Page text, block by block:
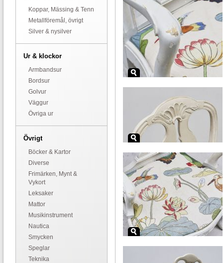
Koppar, Mässing & Tenn
Metallföremål, övrigt
Silver & nysilver
Ur & klockor
Armbandsur
Bordsur
Golvur
Väggur
Övriga ur
Övrigt
Böcker & Kartor
Diverse
Frimärken, Mynt &
Vykort
Leksaker
Mattor
Musikinstrument
Nautica
Smycken
Speglar
Teknika